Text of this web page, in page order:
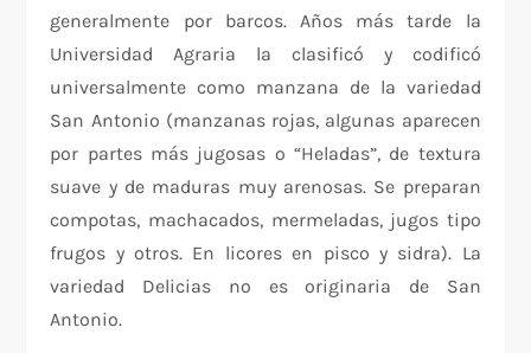
generalmente por barcos. Años más tarde la
Universidad Agraria la clasificó y codificó
universalmente como manzana de la variedad
San Antonio (manzanas rojas, algunas aparecen
por partes más jugosas o “Heladas”, de textura
suave y de maduras muy arenosas. Se preparan
compotas, machacados, mermeladas, jugos tipo
frugos y otros. En licores en pisco y sidra). La
variedad Delicias no es originaria de San
Antonio.